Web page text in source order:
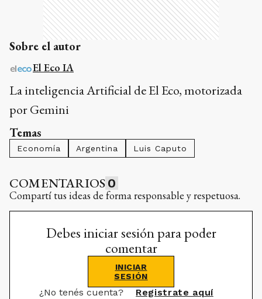
Sobre el autor
El Eco IA
La inteligencia Artificial de El Eco, motorizada
por Gemini
Temas
Economía Argentina Luis Caputo
COMENTARIOS 0
Compartí tus ideas de forma responsable y respetuosa.
Debes iniciar sesión para poder
comentar
INICIAR
SESIÓN
¿No tenés cuenta? Registrate aquí